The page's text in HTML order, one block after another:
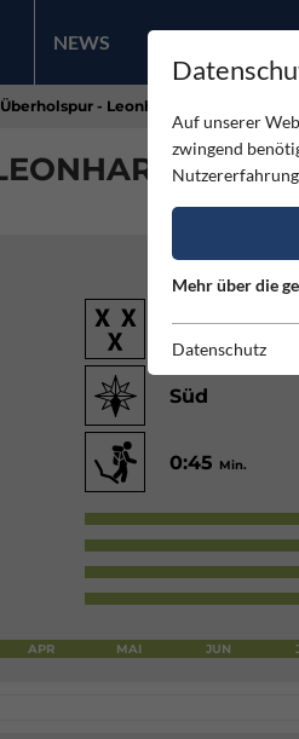
NEWS PRODUKTE
Überholspur - Leonhardstein
Gut
Süd
0:45 Min.
APR MAI JUN
Auf unserer
zwingend
Mehr über die
Datenschutz